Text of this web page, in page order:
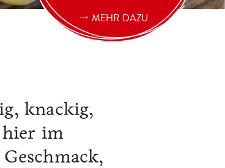
MEHR DAZU
knackig,
hier im